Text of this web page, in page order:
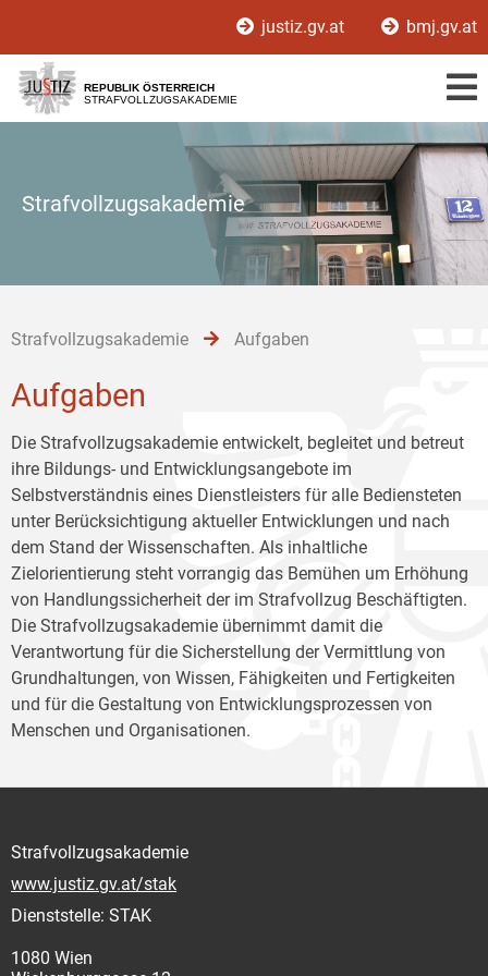
[1]
[2]
[3]
justiz.gv.at bmj.gv.at
REPUBLIK ÖSTERREICH
STRAFVOLLZUGSAKADEMIE
Strafvollzugsakademie
Strafvollzugsakademie Aufgaben
Aufgaben
Die Strafvollzugsakademie entwickelt, begleitet und betreut
ihre Bildungs- und Entwicklungsangebote im
Selbstverständnis eines Dienstleisters für alle Bediensteten
unter Berücksichtigung aktueller Entwicklungen und nach
dem Stand der Wissenschaften. Als inhaltliche
Zielorientierung steht vorrangig das Bemühen um Erhöhung
von Handlungssicherheit der im Strafvollzug Beschäftigten.
Die Strafvollzugsakademie übernimmt damit die
Verantwortung für die Sicherstellung der Vermittlung von
Grundhaltungen, von Wissen, Fähigkeiten und Fertigkeiten
und für die Gestaltung von Entwicklungsprozessen von
Menschen und Organisationen.
Strafvollzugsakademie
www.justiz.gv.at/stak
Dienststelle: STAK
1080 Wien